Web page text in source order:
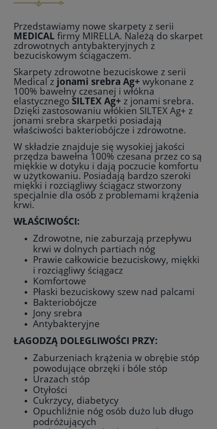
Przedstawiamy nowe skarpety z serii
MEDICAL firmy MIRELLA. Należą do skarpet
zdrowotnych antybakteryjnych z
bezuciskowym ściągaczem.
Skarpety zdrowotne bezuciskowe z serii
Medical z jonami srebra Ag+ wykonane z
100% bawełny czesanej i włókna
elastycznego SILTEX Ag+ z jonami srebra.
Dzięki zastosowaniu włókien SILTEX Ag+ z
jonami srebra skarpetki posiadają
właściwości bakteriobójcze i zdrowotne.
W składzie znajduje się wysokiej jakości
przędza bawełna 100% czesana przez co są
miękkie w dotyku i dają poczucie komfortu
w użytkowaniu. Posiadają bardzo szeroki
miękki i rozciągliwy ściągacz stworzony
specjalnie dla osób z problemami krążenia
krwi.
WŁAŚCIWOŚCI:
Zdrowotne, nie zaburzają przepływu
krwi w dolnych partiach nóg
Prawie całkowicie bezuciskowy, miękki
i rozciągliwy ściągacz
Komfortowe
Płaski bezuciskowy szew nad palcami
Bakteriobójcze
Jony srebra
Antybakteryjne
ŁAGODZĄ DOLEGLIWOŚCI PRZY:
Zaburzeniach krążenia w obrębie stóp
powodujące obrzęki i bóle stóp
Urazach stóp
Otyłości
Cukrzycy, diabetycy
Opuchliźnie nóg osób dużo lub długo
podróżujących